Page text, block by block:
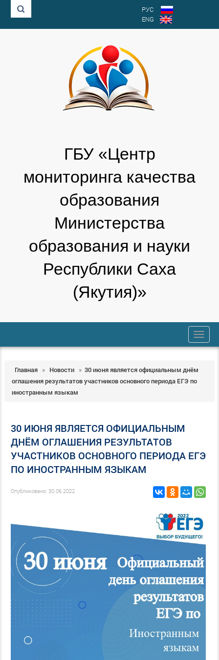
РУС
ENG
ГБУ «Центр
мониторинга качества
образования
Министерства
образования и науки
Республики Саха
(Якутия)»
trk
Главная » Новости » 30 июня является официальным днём
оглашения результатов участников основного периода ЕГЭ по
иностранным языкам
30 ИЮНЯ ЯВЛЯЕТСЯ ОФИЦИАЛЬНЫМ
ДНЁМ ОГЛАШЕНИЯ РЕЗУЛЬТАТОВ
УЧАСТНИКОВ ОСНОВНОГО ПЕРИОДА ЕГЭ
ПО ИНОСТРАННЫМ ЯЗЫКАМ
Опубликовано: 30.06.2022